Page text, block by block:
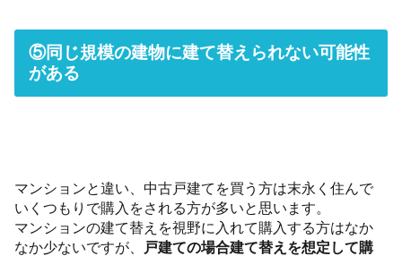
⑤同じ規模の建物に建て替えられない可能性
がある
マンションと違い、中古戸建てを買う方は末永く住んで
いくつもりで購入をされる方が多いと思います。
マンションの建て替えを視野に入れて購入する方はなか
なか少ないですが、
戸建ての場合建て替えを想定して購